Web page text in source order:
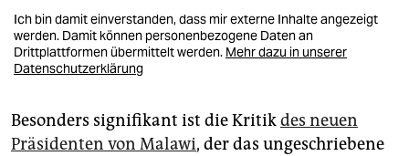
Ich bin damit einverstanden, dass mir externe Inhalte angezeigt
werden. Damit können personenbezogene Daten an
Drittplattformen übermittelt werden. Mehr dazu in unserer
Datenschutzerklärung
Besonders signifikant ist die Kritikdes neuen
Präsidenten von Malawi, der das ungeschriebene